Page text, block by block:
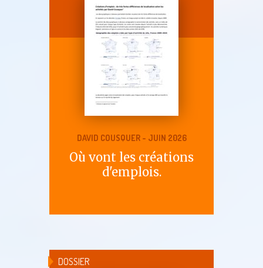
DAVID COUSQUER - JUIN 2026
Où vont les créations
d'emplois.
DOSSIER